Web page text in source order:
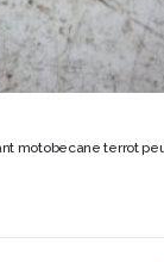
motobecane terrot